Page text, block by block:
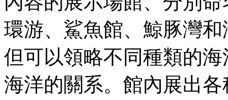
環游、鯊魚館、鯨豚灣
但可以領略不同種類的
海洋的關系。館內展出